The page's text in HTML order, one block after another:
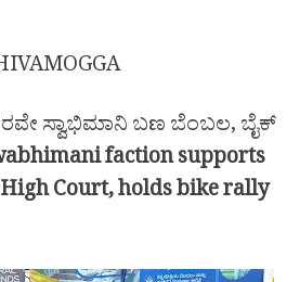
ಸ್ವಾಭಿಮಾನಿ ಬಣ ಬೆಂಬಲ, ಬೈಕ್
faction supports
Court, holds bike rally